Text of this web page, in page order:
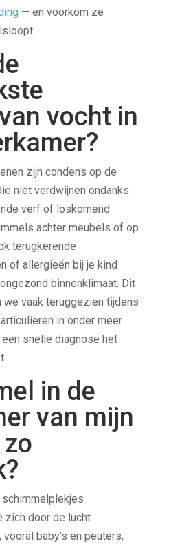
— en voorkom ze
vocht in
zijn condens op de
niet verdwijnen ondanks
verf of loskomend
achter meubels of op
terugkerende
of allergieën bij je kind
binnenklimaat. Dit
vaak teruggezien tijdens
in onder meer
snelle diagnose het
in de
van mijn
zich door de lucht
baby’s en peuters,